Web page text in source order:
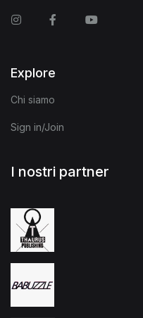
InstagramFacebookYou Tube
Explore
Chi siamo
Sign in/Join
I nostri partner